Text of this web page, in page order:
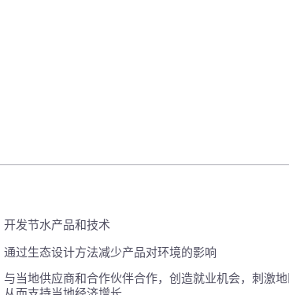
开发节水产品和技术
通过生态设计方法减少产品对环境的影响
与当地供应商和合作伙伴合作，创造就业机会，刺激地